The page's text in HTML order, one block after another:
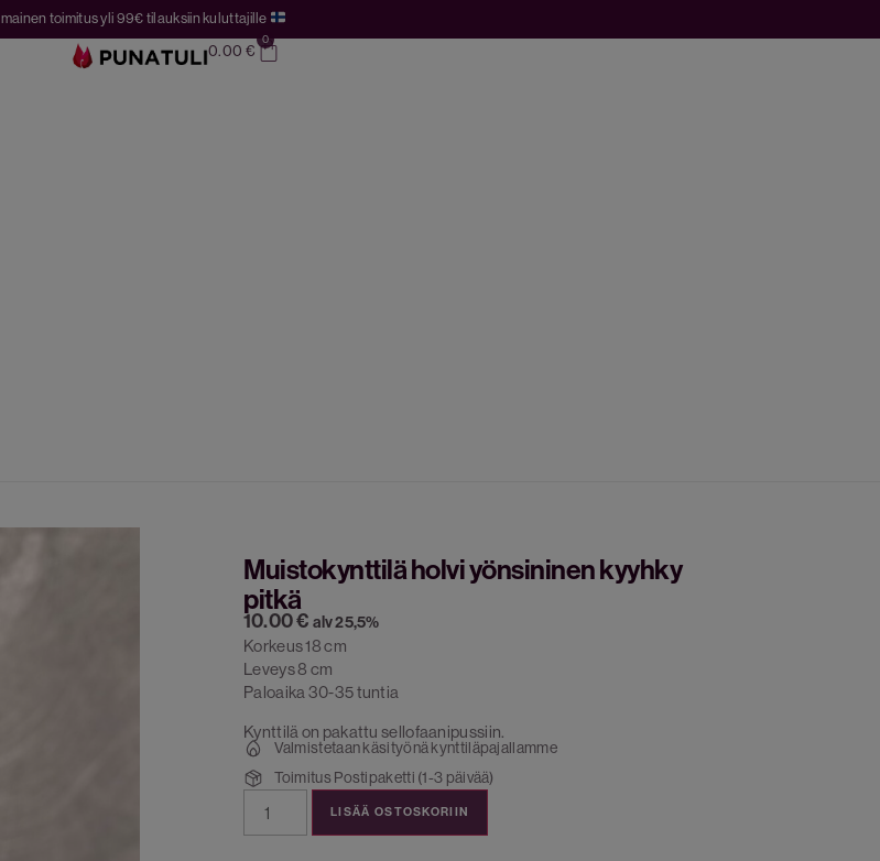
Ilmainen toimitus yli 99€ tilauksiin kuluttajille
0.00€
0
Muistokynttilä holvi yönsininen kyyhky
pitkä
10.00€ alv 25,5%
Korkeus 18 cm
Leveys 8 cm
Paloaika 30-35 tuntia
Kynttilä on pakattu sellofaanipussiin.
Valmistetaan käsityönä kynttiläpajallamme
Toimitus Postipaketti (1-3 päivää)
LISÄÄ OSTOSKORIIN